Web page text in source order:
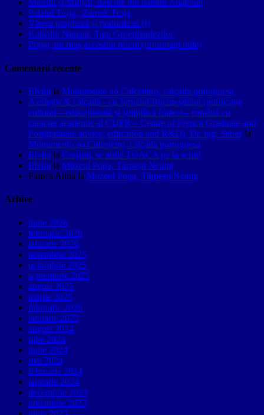
Mardin și Midyat, născute din nahitul Anatoliei
Palatul Troja, Zámek Troja
Vltava pragheză și podurile ei (I)
Kalaallit Nunaat, Țara Groenlandezilor
Praga, un oraș accesibil oricui (informații utile)
Comentarii recente
Elvira la Monumento ao Calceteiro, calçada portuguesa
Azulejos & calçada - cu Jurnalul Bucureștiului (publicație
cultural – educațională și științifică franco – română cu
caracter academic al CUFR – Centre of French Graduate and
Postgraduate advice, education and R&D). Dr. ing. Sebas la
Monumento ao Calceteiro, calçada portuguesa
Elvira la Creştini, se aude TOACA pe la schit!
Elvira la Muzeul Popa, Târpeşti Neamţ
Panica Alina la Muzeul Popa, Târpeşti Neamţ
Arhive
iunie 2026
februarie 2026
ianuarie 2026
noiembrie 2025
octombrie 2025
septembrie 2025
august 2025
martie 2025
februarie 2025
ianuarie 2025
august 2024
iulie 2024
iunie 2024
mai 2024
februarie 2024
ianuarie 2024
decembrie 2023
noiembrie 2023